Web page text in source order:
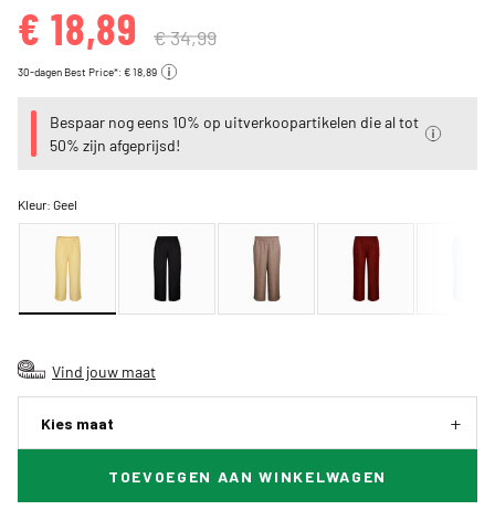
€ 18,89 € 34,99
30-dagen Best Price*: € 18,89
Bespaar nog eens 10% op uitverkoopartikelen die al tot
50% zijn afgeprijsd!
Kleur:Geel
Vind jouw maat
Kies maat
TOEVOEGEN AAN WINKELWAGEN